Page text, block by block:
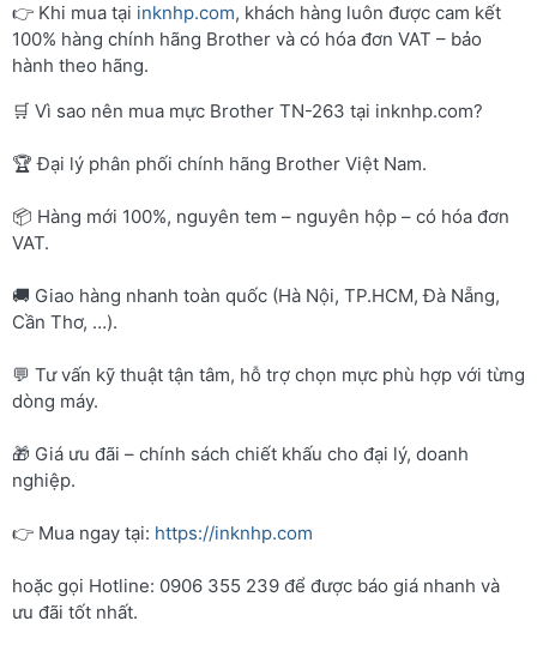
👉 Khi mua tại inknhp.com, khách hàng luôn được cam kết
100% hàng chính hãng Brother và có hóa đơn VAT – bảo
hành theo hãng.
🛒 Vì sao nên mua mực Brother TN-263 tại inknhp.com?
🏆 Đại lý phân phối chính hãng Brother Việt Nam.
📦 Hàng mới 100%, nguyên tem – nguyên hộp – có hóa đơn
VAT.
🚚 Giao hàng nhanh toàn quốc (Hà Nội, TP.HCM, Đà Nẵng,
Cần Thơ, …).
💬 Tư vấn kỹ thuật tận tâm, hỗ trợ chọn mực phù hợp với từng
dòng máy.
🎁 Giá ưu đãi – chính sách chiết khấu cho đại lý, doanh
nghiệp.
👉 Mua ngay tại: https://inknhp.com
hoặc gọi Hotline: 0906 355 239 để được báo giá nhanh và
ưu đãi tốt nhất.